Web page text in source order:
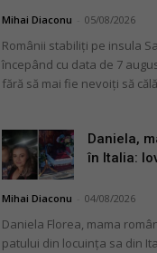
Mihai Diaconu 05/08/2026
Românii stabiliți pe insula
începând cu data de 7
fără să mai fie nevoiți să
Daniela,
în Italia:
Mihai Diaconu 04/08/2026
Daniela Florea, mama
patului din locuința sa din